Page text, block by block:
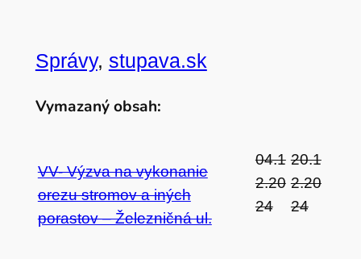
Správy, stupava.sk
Vymazaný obsah:
VV- Výzva na vykonanie
orezu stromov a iných
porastov – Železničná ul.
04.1
2.20
24
20.1
2.20
24